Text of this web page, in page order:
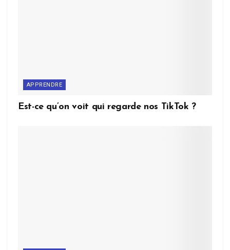
APPRENDRE
Est-ce qu’on voit qui regarde nos TikTok ?